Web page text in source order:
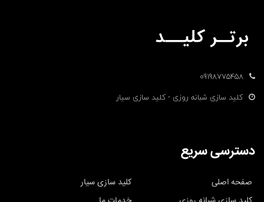
09198775458
کلید سازی شبانه روزی - کلید سازی سیار
دسترسی سریع
صفحه اصلی
کلید سازی سیار